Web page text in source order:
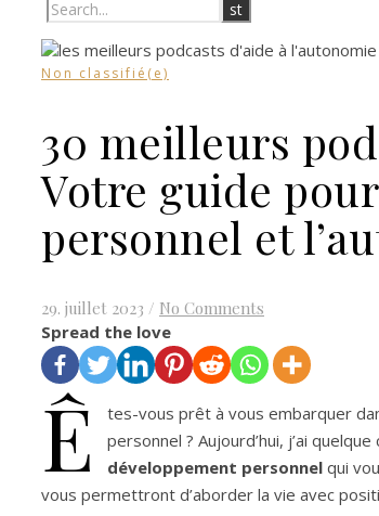
Non classifié(e)
30 meilleurs
Votre guide
personnel et
29. juillet 2023 / No Comments
Spread the love
Ê
tes-vous prêt à vous embarquer
personnel ? Aujourd’hui, j’ai
développement personnel qui
vous permettront d’aborder la vie avec